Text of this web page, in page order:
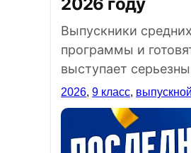
Выпускники
программы и
выступает
2026,9 класс, выпускной